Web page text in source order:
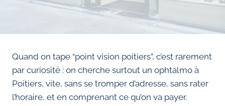
Quand on tape “point vision poitiers”, c’est rarement
par curiosité : on cherche surtout un ophtalmo à
Poitiers, vite, sans se tromper d’adresse, sans rater
l’horaire, et en comprenant ce qu’on va payer.